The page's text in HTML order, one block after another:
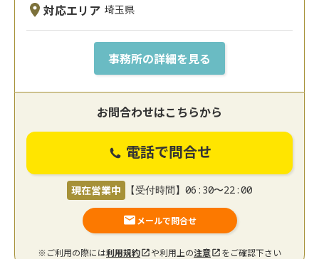
対応エリア 埼玉県
事務所の詳細を見る
お問合わせはこちらから
電話で問合せ
現在営業中 【受付時間】06:30〜22:00
メールで問合せ
※ご利用の際には利用規約 や利用上の注意 をご確認下さい